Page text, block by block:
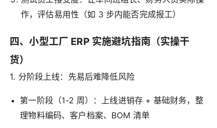
作，评估易用性（如 3 步内能否完成报工）
四、小型工厂 ERP 实施避坑指南（实操干
货）
1. 分阶段上线：先易后难降低风险
第一阶段（1-2 周）：上线进销存 + 基础财务，整
理物料编码、客户档案、BOM 清单